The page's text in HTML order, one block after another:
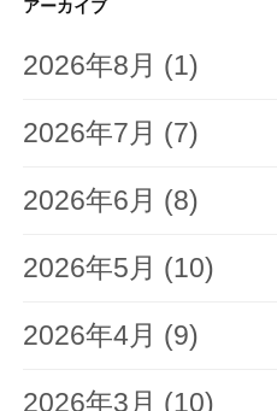
アーカイブ
2026年8月 (1)
2026年7月 (7)
2026年6月 (8)
2026年5月 (10)
2026年4月 (9)
2026年3月 (10)